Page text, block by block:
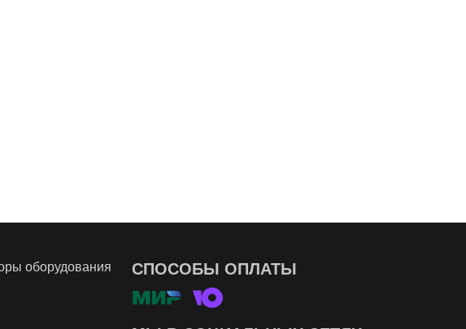
оборудования СПОСОБЫ ОПЛАТЫ